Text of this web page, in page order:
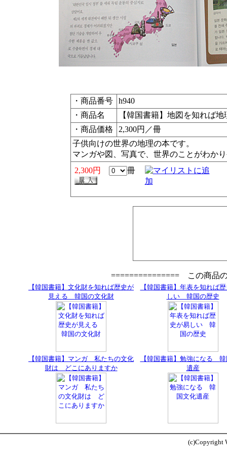
・商品番号
h940
・商品名
【韓国書籍】地図を知れば
・商品価格
2,300円／冊
子供向けの世界の地理の本です。
マンガや図、写真で、世界のことがわか
2,300円
冊
=============== この商品
【韓国書籍】文化財を知れば歴史が
見える 韓国の文化財
【韓国書籍】年表を知れば
しい 韓国の歴史
【韓国書籍】マンガ 私たちの文化
財は どこにありますか
【韓国書籍】勉強になる
遺産
(c)Copyright